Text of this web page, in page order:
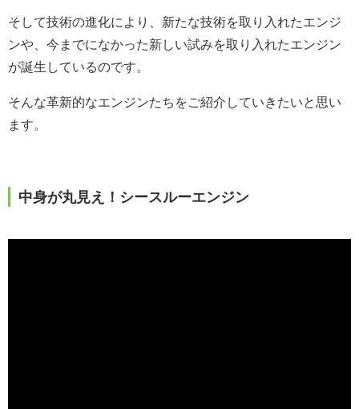
そして技術の進化により、新たな技術を取り入れたエンジ
ンや、今までになかった新しい試みを取り入れたエンジン
が誕生しているのです。
そんな革新的なエンジンたちをご紹介していきたいと思い
ます。
中身が丸見え！シースルーエンジン